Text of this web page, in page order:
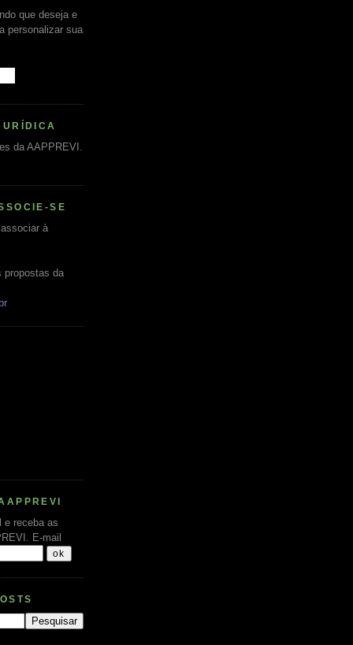
que deseja e
personalizar sua
da AAPPREVI.
SE
à
propostas da
e receba as
E-mail